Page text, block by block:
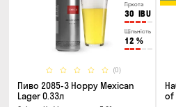
Гіркота
30 IBU
Щільність
12 %
(0)
Пиво 2085-3 Hoppy Mexican
Lager 0.33л
of